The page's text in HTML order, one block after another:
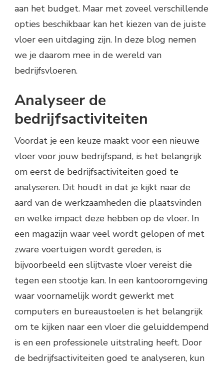
aan het budget. Maar met zoveel verschillende
opties beschikbaar kan het kiezen van de juiste
vloer een uitdaging zijn. In deze blog nemen
we je daarom mee in de wereld van
bedrijfsvloeren.
Analyseer de
bedrijfsactiviteiten
Voordat je een keuze maakt voor een nieuwe
vloer voor jouw bedrijfspand, is het belangrijk
om eerst de bedrijfsactiviteiten goed te
analyseren. Dit houdt in dat je kijkt naar de
aard van de werkzaamheden die plaatsvinden
en welke impact deze hebben op de vloer. In
een magazijn waar veel wordt gelopen of met
zware voertuigen wordt gereden, is
bijvoorbeeld een slijtvaste vloer vereist die
tegen een stootje kan. In een kantooromgeving
waar voornamelijk wordt gewerkt met
computers en bureaustoelen is het belangrijk
om te kijken naar een vloer die geluiddempend
is en een professionele uitstraling heeft. Door
de bedrijfsactiviteiten goed te analyseren, kun